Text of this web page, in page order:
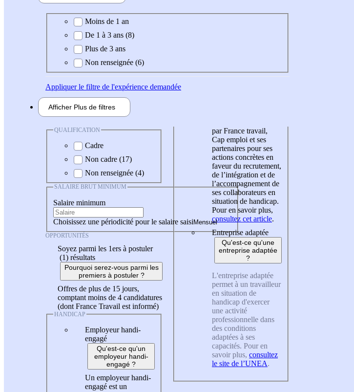
Expérience demandée
Moins de 1 an
De 1 à 3 ans (8)
Plus de 3 ans
Non renseignée (6)
Appliquerle filtre de l'expérience demandée
Afficher Plus de filtres
QUALIFICATION
Cadre
Non cadre (17)
Non renseignée (4)
SALAIRE BRUT MINIMUM
Salaire minimum
Choisissez une périodicité pour le salaire saisi
OPPORTUNITÉS
Soyez parmi les 1ers à postuler
(1) résultats
Pourquoi serez-vous parmi les
premiers à postuler ?
Offres de plus de 15 jours,
comptant moins de 4 candidatures
(dont France Travail est informé)
HANDICAP
Employeur handi-
engagé
Qu'est-ce qu'un
employeur handi-
engagé ?
Un employeur handi-
engagé est un
par France travail,
Cap emploi et ses
partenaires pour ses
actions concrètes en
faveur du recrutement,
de l’intégration et de
l’accompagnement de
ses collaborateurs en
situation de handicap.
Pour en savoir plus,
consultez cet article.
Entreprise adaptée
Qu'est-ce qu'une
entreprise adaptée
?
L'entreprise adaptée
permet à un travailleur
en situation de
handicap d'exercer
une activité
professionnelle dans
des conditions
adaptées à ses
capacités. Pour en
savoir plus, consultez
le site de l’UNEA.